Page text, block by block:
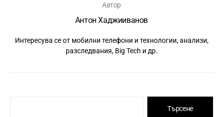
Автор
Антон Хаджииванов
Интересува се от мобилни телефони и технологии, анализи,
разследвания, Big Tech и др.
Търсене